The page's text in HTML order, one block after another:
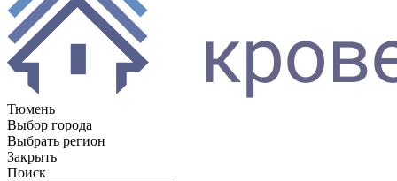
Тюмень
Выбор города
Выбрать регион
Закрыть
Поиск